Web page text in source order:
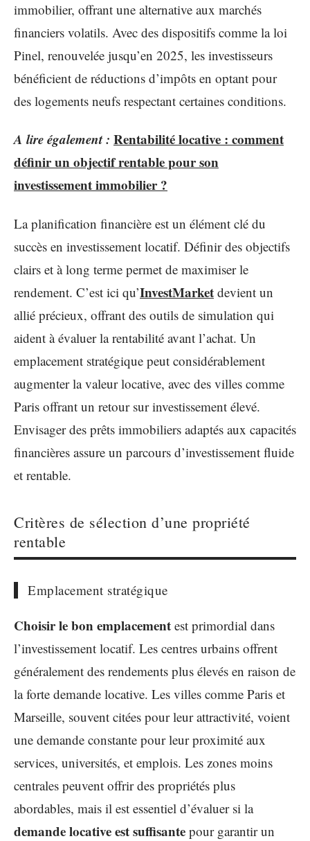
immobilier, offrant une alternative aux marchés
financiers volatils. Avec des dispositifs comme la loi
Pinel, renouvelée jusqu’en 2025, les investisseurs
bénéficient de réductions d’impôts en optant pour
des logements neufs respectant certaines conditions.
A lire également : Rentabilité locative : comment
définir un objectif rentable pour son
investissement immobilier ?
La planification financière est un élément clé du
succès en investissement locatif. Définir des objectifs
clairs et à long terme permet de maximiser le
rendement. C’est ici qu’InvestMarket devient un
allié précieux, offrant des outils de simulation qui
aident à évaluer la rentabilité avant l’achat. Un
emplacement stratégique peut considérablement
augmenter la valeur locative, avec des villes comme
Paris offrant un retour sur investissement élevé.
Envisager des prêts immobiliers adaptés aux capacités
financières assure un parcours d’investissement fluide
et rentable.
Critères de sélection d’une propriété
rentable
Emplacement stratégique
Choisir le bon emplacement est primordial dans
l’investissement locatif. Les centres urbains offrent
généralement des rendements plus élevés en raison de
la forte demande locative. Les villes comme Paris et
Marseille, souvent citées pour leur attractivité, voient
une demande constante pour leur proximité aux
services, universités, et emplois. Les zones moins
centrales peuvent offrir des propriétés plus
abordables, mais il est essentiel d’évaluer si la
demande locative est suffisante pour garantir un